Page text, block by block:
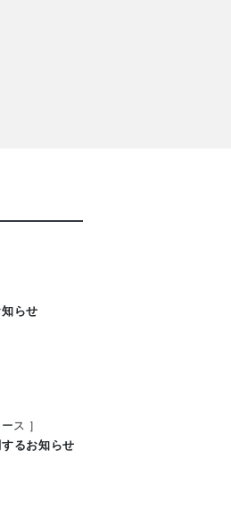
らせ
ス ］
るお知らせ